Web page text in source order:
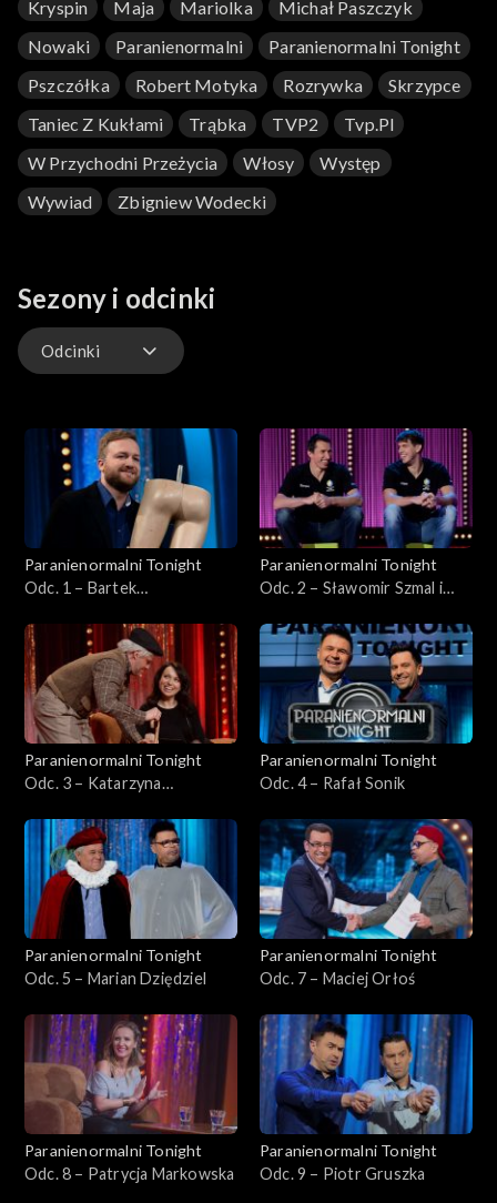
Kryspin
Maja Mariolka
Michał Paszczyk
Nowaki
Paranienormalni
Paranienormalni Tonight
Pszczółka
Robert Motyka Rozrywka
Skrzypce
Taniec Z Kukłami
Trąbka TVP2
Tvp.pl
W Przychodni Przeżycia
Włosy
Występ
Wywiad
Zbigniew Wodecki
Sezony i odcinki
Odcinki
Paranienormalni Tonight
Odc. 1 – Bartek
Paranienormalni Tonight
Odc. 2 – Sławomir Szmal i
Paranienormalni Tonight
Odc. 3 – Katarzyna
Paranienormalni Tonight
Odc. 4 – Rafał Sonik
Paranienormalni Tonight
Odc. 5 – Marian Dziędziel
Paranienormalni Tonight
Odc. 7 – Maciej Orłoś
Paranienormalni Tonight
Odc. 8 – Patrycja Markowska
Paranienormalni Tonight
Odc. 9 – Piotr Gruszka